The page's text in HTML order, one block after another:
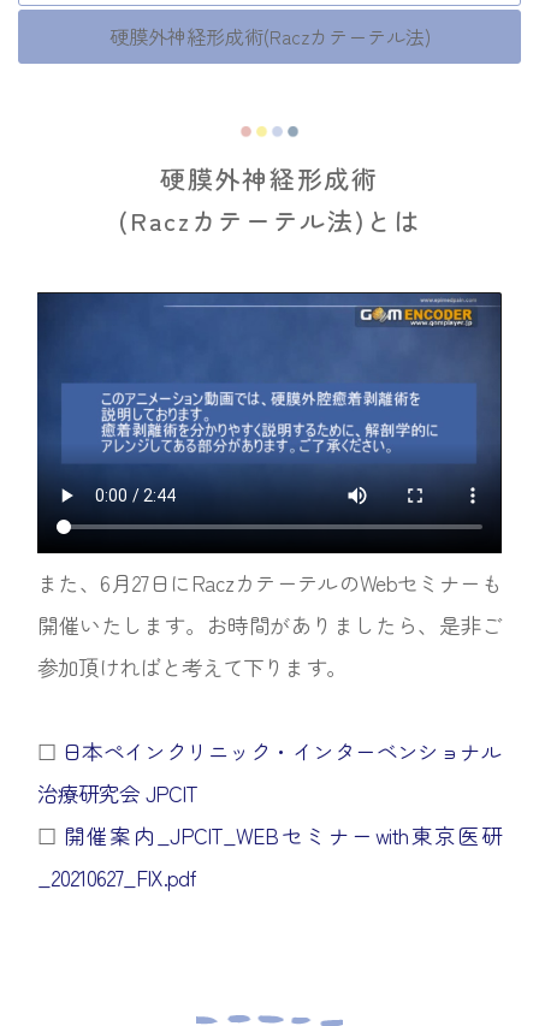
硬膜外神経形成術(Raczカテーテル法)
硬膜外神経形成術
(Raczカテーテル法)とは
また、6月27日にRaczカテーテルのWebセミナーも
開催いたします。お時間がありましたら、是非ご
参加頂ければと考えて下ります。
☐︎ 日本ペインクリニック・インターベンショナル
治療研究会 JPCIT
☐︎ 開催案内_JPCIT_WEBセミナーwith東京医研
_20210627_FIX.pdf